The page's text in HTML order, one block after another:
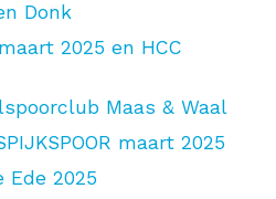
Donk
2025 en HCC
Maas & Waal
maart 2025
Ede 2025